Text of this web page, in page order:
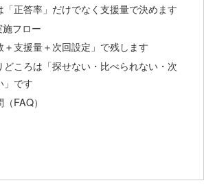
「正答率」だけでなく支援量で決めます
フロー
＋支援量＋次回設定」で残します
どころは「探せない・比べられない・次
」です
FAQ）